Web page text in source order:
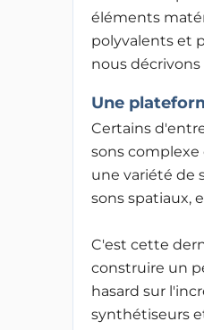
éléments
polyvalents et
nous
Une
Certains
sons complexe
une variété de
sons spatiaux,
C'est cette
construire un
hasard sur
synthétiseurs